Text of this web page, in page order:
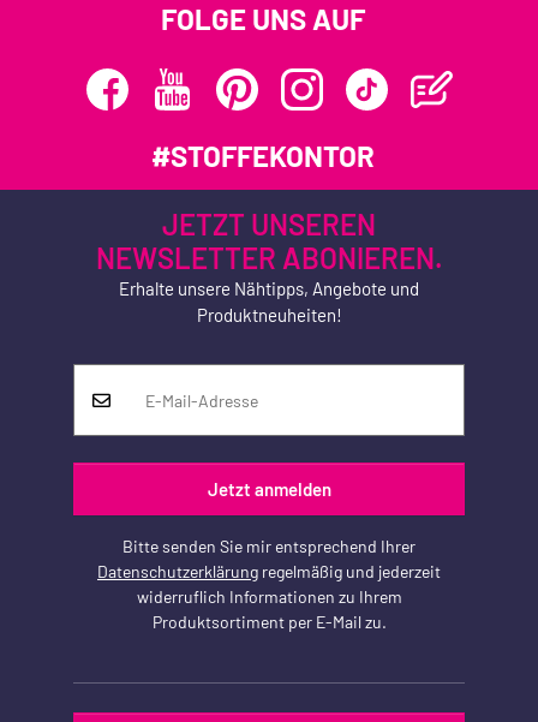
FOLGE UNS AUF
#STOFFEKONTOR
JETZT UNSEREN
NEWSLETTER ABONIEREN.
Erhalte unsere Nähtipps, Angebote und
Produktneuheiten!
Jetzt anmelden
Bitte senden Sie mir entsprechend Ihrer
Datenschutzerklärung regelmäßig und jederzeit
widerruflich Informationen zu Ihrem
Produktsortiment per E-Mail zu.